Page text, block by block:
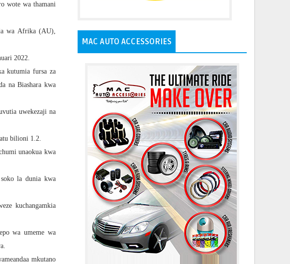
wote wa thamani
wa Afrika (AU),
2022.
kutumia fursa za
na Biashara kwa
uwekezaji na
bilioni 1.2.
unaokua kwa
la dunia kwa
kuchangamkia
wa umeme wa
mkutano
MAC AUTO ACCESSORIES